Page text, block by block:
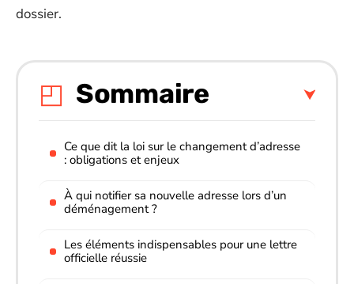
dossier.
Sommaire
Ce que dit la loi sur le changement d’adresse
: obligations et enjeux
À qui notifier sa nouvelle adresse lors d’un
déménagement ?
Les éléments indispensables pour une lettre
officielle réussie